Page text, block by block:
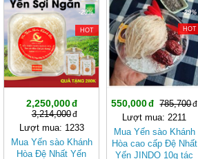
-29%
HOT
2,250,000
3,214,000
Lượt mua: 1233
Mua Yến sào Khánh
Hòa Đệ Nhất Yến
-29%
HOT
550,000
785,700
Lượt mua: 2211
Mua Yến sào Khánh
Hòa cao cấp Đệ Nhất
Yến JINDO 10g tác